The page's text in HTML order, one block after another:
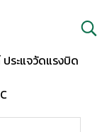
ระแจวัดแรงบิด